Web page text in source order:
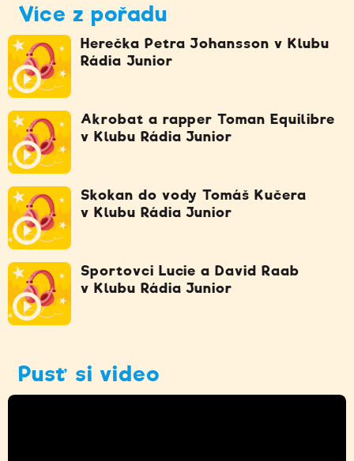
Více z pořadu
Herečka Petra Johansson v Klubu
Rádia Junior
Akrobat a rapper Toman Equilibre
v Klubu Rádia Junior
Skokan do vody Tomáš Kučera
v Klubu Rádia Junior
Sportovci Lucie a David Raab
v Klubu Rádia Junior
Pusť si video